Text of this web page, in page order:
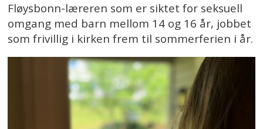
Fløysbonn-læreren som er siktet for seksuell
omgang med barn mellom 14 og 16 år, jobbet
som frivillig i kirken frem til sommerferien i år.